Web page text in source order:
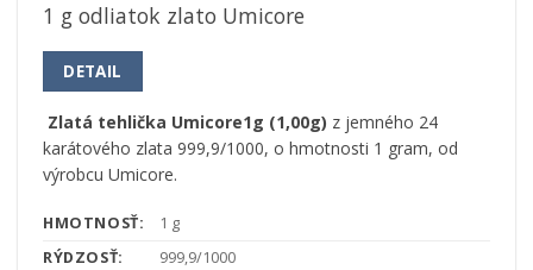
1 g odliatok zlato Umicore
DETAIL
Zlatá tehlička Umicore1g (1,00g) z jemného 24
karátového zlata 999,9/1000, o hmotnosti 1 gram, od
výrobcu Umicore.
HMOTNOSŤ:
1 g
RÝDZOSŤ:
999,9/1000